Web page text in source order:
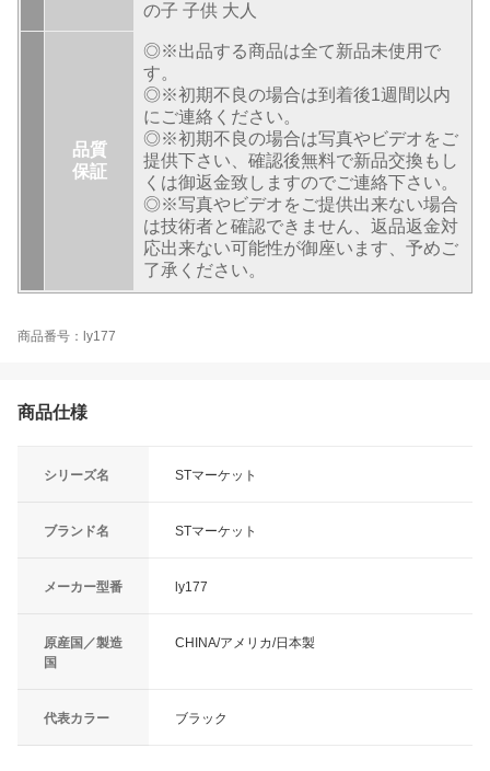
の子 子供 大人
品質
保証
◎※出品する商品は全て新品未使用で
す。
◎※初期不良の場合は到着後1週間以内
にご連絡ください。
◎※初期不良の場合は写真やビデオをご
提供下さい、確認後無料で新品交換もし
くは御返金致しますのでご連絡下さい。
◎※写真やビデオをご提供出来ない場合
は技術者と確認できません、返品返金対
応出来ない可能性が御座います、予めご
了承ください。
商品番号：ly177
商品仕様
シリーズ名 STマーケット
ブランド名 STマーケット
メーカー型番 ly177
原産国／製造
国
CHINA/アメリカ/日本製
代表カラー ブラック